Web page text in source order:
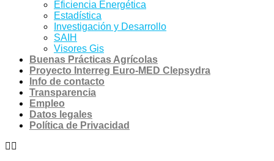
Eficiencia Energética
Estadística
Investigación y Desarrollo
SAIH
Visores Gis
Buenas Prácticas Agrícolas
Proyecto Interreg Euro-MED Clepsydra
Info de contacto
Transparencia
Empleo
Datos legales
Política de Privacidad